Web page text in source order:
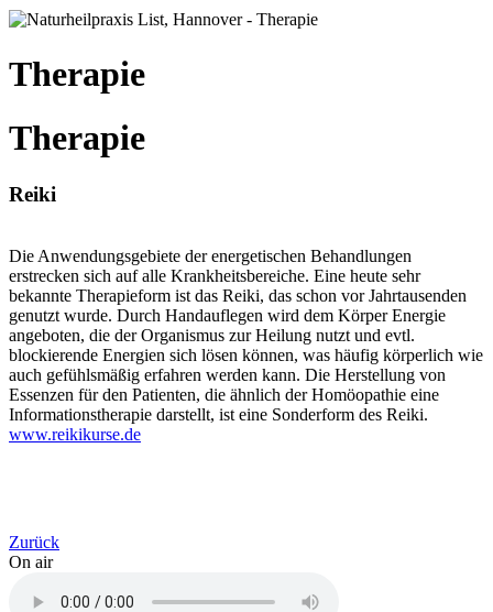
Therapie
Therapie
Reiki
Die Anwendungsgebiete der energetischen Behandlungen
erstrecken sich auf alle Krankheitsbereiche. Eine heute sehr
bekannte Therapieform ist das Reiki, das schon vor Jahrtausenden
genutzt wurde. Durch Handauflegen wird dem Körper Energie
angeboten, die der Organismus zur Heilung nutzt und evtl.
blockierende Energien sich lösen können, was häufig körperlich wie
auch gefühlsmäßig erfahren werden kann. Die Herstellung von
Essenzen für den Patienten, die ähnlich der Homöopathie eine
Informationstherapie darstellt, ist eine Sonderform des Reiki.
www.reikikurse.de
Zurück
On air